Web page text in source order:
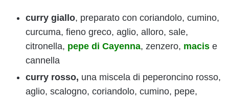
curry giallo, preparato con coriandolo, cumino,
curcuma, fieno greco, aglio, alloro, sale,
citronella, pepe di Cayenna, zenzero, macis e
cannella
curry rosso, una miscela di peperoncino rosso,
aglio, scalogno, coriandolo, cumino, pepe,